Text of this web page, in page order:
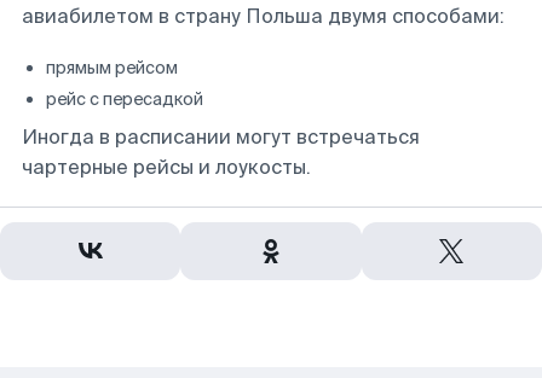
авиабилетом в страну Польша двумя способами:
прямым рейсом
рейс с пересадкой
Иногда в расписании могут встречаться
чартерные рейсы и лоукосты.